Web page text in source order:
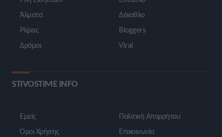
Άλματα
Ρίψεις
Δρόμοι
Δέκαθλο
Bloggers
Viral
STIVOSTIME INFO
Εμείς
Όροι Χρήσης
Πολιτική Απορρήτου
Επικοινωνία